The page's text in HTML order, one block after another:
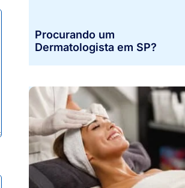
Procurando um
Dermatologista em SP?